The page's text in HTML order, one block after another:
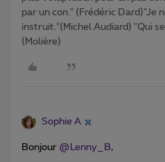
par un con." (Frédéric Dard)"Je
instruit."(Michel Audiard) "Qui
(Molière)
Sophie A
Bonjour @Lenny_B,